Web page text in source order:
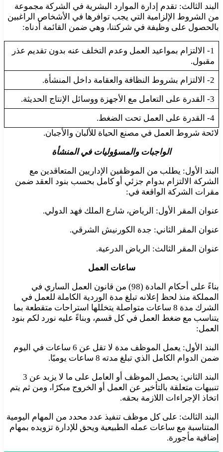
البند الثالث: تقدم إدارة الموارد البشرية في الشركة مجموعة
من الشروط الإلزامية التي يجب توافرها في الأشخاص الراغبين
بالحصول على وظيفة في شركتنا، وهي ضمن القائمة أدناه:
1- الالتزام بمواعيد العمل وعدم التخلف عنه بدون تقديم عذر
مقبول.
2- الالتزام بشروط النظافة والعقامة داخل المنشأة.
3- القدرة على التعامل مع الأجهزة ووسائل الإنتاج الحديثة.
4- القدرة على العمل تحت الضغط.
لائحة شروط العمل في مصنع الحياة للألبان والأجبان.
الواجبات والمسؤوليات في المنشأة
البند الأول: يطلب من الموظفين الإداريين المتعاقدين مع
الشركة الالتزام بدوام جزئي أو كامل بحسب بنود العقد ضمن
مقرات الشركة الواقعة في:
عنوان المقر الأول: الرياض، شارع الملك فهد الدولي.
عنوان المقر الثاني: جدة الكورنيش الشرقي.
عنوان المقر الثالث: الرياض الدرعية.
ساعات العمل
بناءً على أحكام المادة (98) من قانون العمل الساري في
المملكة منذ لحظ إعلانه تبلغ مدة الوردية الكاملة للعمل في
الشرك مدة 8 ساعات متواصلة يتخللها استراحات متقطعة بما
يتناسب مع ضغط العمل في كل قسم، وبناءً عليه نورد لكم بنود
العمل:
البند الأول: يعمل الموظف مدة لا تقل عن 6 ساعات في اليوم
ضمن الدوام الكامل الذي تبلغ مدته 8 ساعات يوميًا.
البند الثاني: يحصل الموظف أو العامل على ما لا يزيد عن 3
تنبيهات متعلقة بالتأخير عن العمل أو الخروج مبكرًا، ومن ثم يتم
اتخاذ الإجراءات اللازمة بحقه.
البند الثالث: على كل موظف تنفيذ عدد محدد من المهام اليومية
المتناسبة مع ساعات عمله الطبيعية ويحق للإدارة تزويده بمهام
إضافية مأجورة.